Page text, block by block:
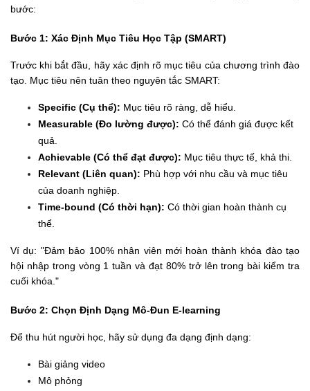
bước:
Bước 1: Xác Định Mục Tiêu Học Tập (SMART)
Trước khi bắt đầu, hãy xác định rõ mục tiêu của chương trình đào
tạo. Mục tiêu nên tuân theo nguyên tắc SMART:
Specific (Cụ thể): Mục tiêu rõ ràng, dễ hiểu.
Measurable (Đo lường được): Có thể đánh giá được kết
quả.
Achievable (Có thể đạt được): Mục tiêu thực tế, khả thi.
Relevant (Liên quan): Phù hợp với nhu cầu và mục tiêu
của doanh nghiệp.
Time-bound (Có thời hạn): Có thời gian hoàn thành cụ
thể.
Ví dụ: "Đảm bảo 100% nhân viên mới hoàn thành khóa đào tạo
hội nhập trong vòng 1 tuần và đạt 80% trở lên trong bài kiểm tra
cuối khóa."
Bước 2: Chọn Định Dạng Mô-Đun E-learning
Để thu hút người học, hãy sử dụng đa dạng định dạng:
Bài giảng video
Mô phỏng